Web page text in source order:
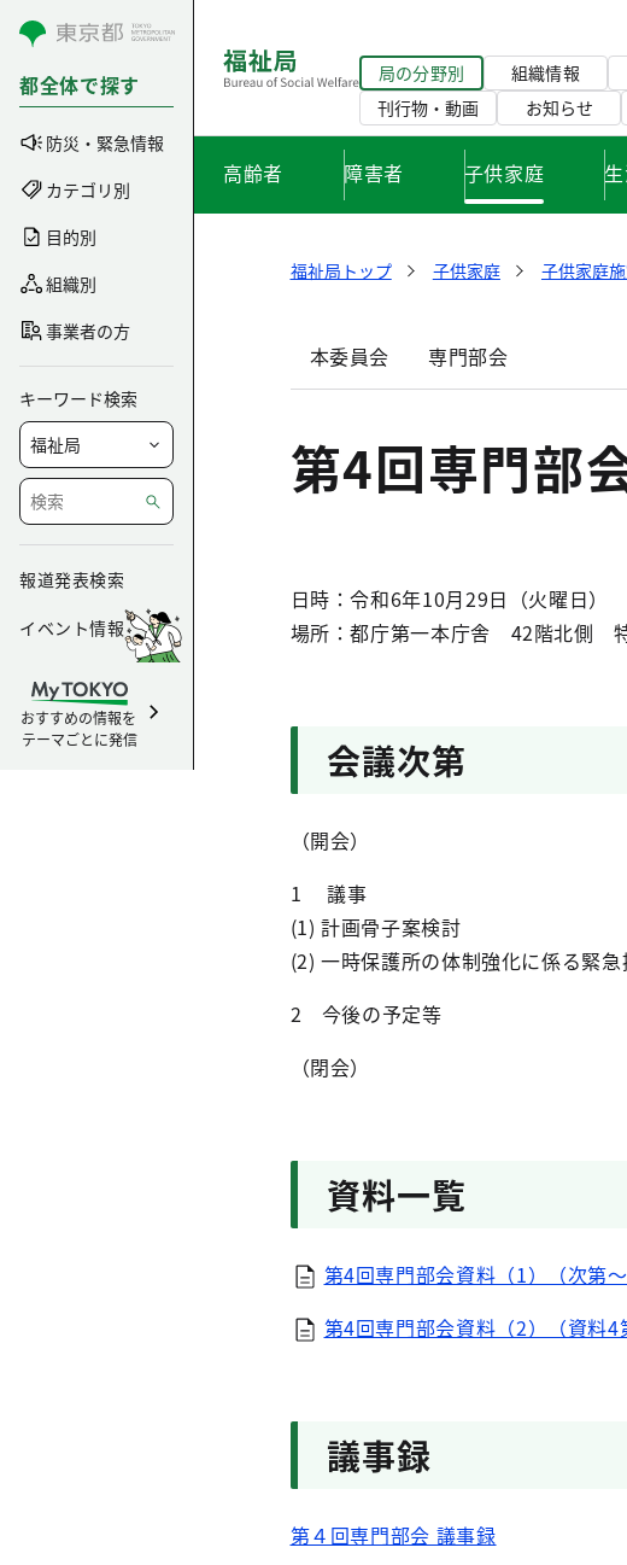
コンテンツにスキップ
都全体で探す
防災・緊急情報
カテゴリ別
目的別
組織別
事業者の方
キーワード検索
報道発表検索
イベント情報
おすすめの情報を
テーマごとに発信
局の分野別 組織情報
刊行物・動画
お知らせ
高齢者 障害者 子供家庭
福祉局トップ 子供家庭 子供家庭
本委員会 専門部会
第4回専門部
日時：令和6年10月29日（火曜日
場所：都庁第一本庁舎 42階北側
会議次第
（開会）
1 議事
(1) 計画骨子案検討
(2) 一時保護所の体制強化に係る緊急
2 今後の予定等
（閉会）
資料一覧
第4回専門部会資料（1）（次第
第4回専門部会資料（2）（資料
議事録
第４回専門部会 議事録